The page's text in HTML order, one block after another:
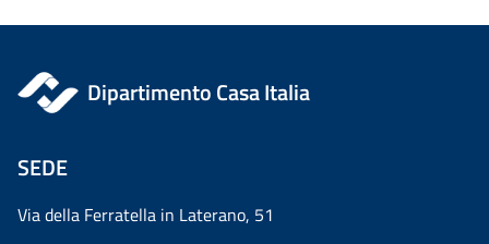
Dipartimento Casa Italia
SEDE
Via della Ferratella in Laterano, 51